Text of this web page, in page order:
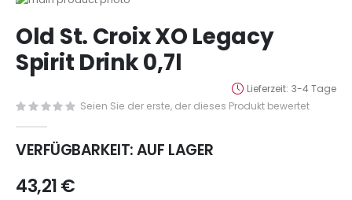
der
Bildergalerie
springen
Anfang
der
Bildergalerie
Old St. Croix XO Legacy
Spirit Drink 0,7l
Lieferzeit 3-4 Tage
Seien Sie der erste, der dieses Produkt bewertet
VERFÜGBARKEIT:AUF LAGER
43,21 €